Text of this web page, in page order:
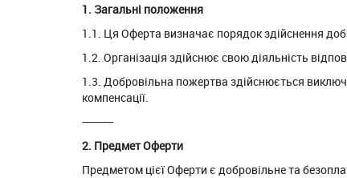
1. Загальні положення
1.1. Ця Оферта визначає порядок здійснення
1.2. Організація здійснює свою діяльність
1.3. Добровільна пожертва здійснюється
компенсації.
⸻
2. Предмет Оферти
Предметом цієї Оферти є добровільне та